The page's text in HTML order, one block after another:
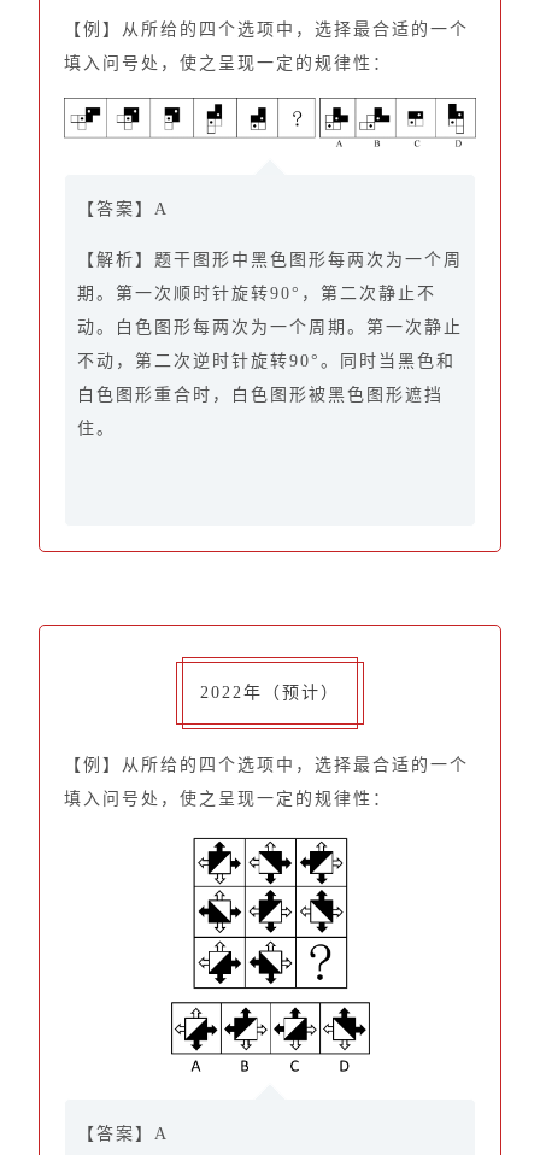
【例】从所给的四个选项中，选择最合适的一个
填入问号处，使之呈现一定的规律性：
【答案】A
【解析】题干图形中黑色图形每两次为一个周
期。第一次顺时针旋转90°，第二次静止不
动。白色图形每两次为一个周期。第一次静止
不动，第二次逆时针旋转90°。同时当黑色和
白色图形重合时，白色图形被黑色图形遮挡
住。
2022年（预计）
【例】从所给的四个选项中，选择最合适的一个
填入问号处，使之呈现一定的规律性：
【答案】A